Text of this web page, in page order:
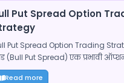
Put Spread Option
Put Spread Option Trading
(Bull Put Spread) एक प्रभावी
Read more